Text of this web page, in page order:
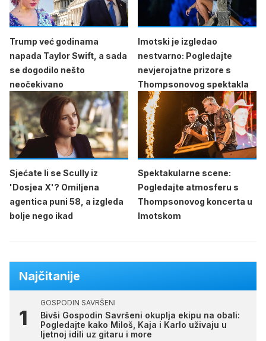
Trump već godinama
napada Taylor Swift, a sada
se dogodilo nešto
neočekivano
Imotski je izgledao
nestvarno: Pogledajte
nevjerojatne prizore s
Thompsonovog spektakla
Sjećate li se Scully iz
'Dosjea X'? Omiljena
agentica puni 58, a izgleda
bolje nego ikad
Spektakularne scene:
Pogledajte atmosferu s
Thompsonovog koncerta u
Imotskom
Najčitanije
GOSPODIN SAVRŠENI
Bivši Gospodin Savršeni okuplja ekipu na obali:
Pogledajte kako Miloš, Kaja i Karlo uživaju u
ljetnoj idili uz gitaru i more